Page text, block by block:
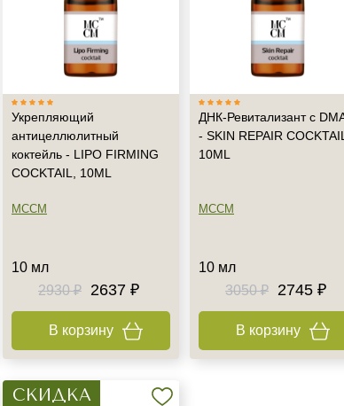
Укрепляющий
антицеллюлитный
коктейль - LIPO FIRMING
COCKTAIL, 10ML
MCCM
10 мл
2930 ₽
2637 ₽
В корзину
ДНК-Ревитализант с
- SKIN REPAIR COCKTAIL,
10ML
MCCM
10 мл
3050 ₽
2745 ₽
В корзину
СКИДКА